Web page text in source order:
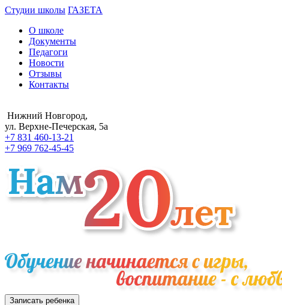
Студии школы ГАЗЕТА
О школе
Документы
Педагоги
Новости
Отзывы
Контакты
Нижний Новгород,
ул. Верхне-Печерская, 5а
+7 831 460-13-21
+7 969 762-45-45
Записать ребенка